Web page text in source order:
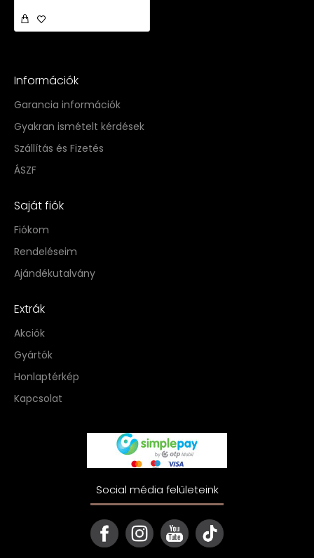
Információk
Garancia információk
Gyakran ismételt kérdések
Szállítás és Fizetés
ÁSZF
Saját fiók
Fiókom
Rendeléseim
Ajándékutalvány
Extrák
Akciók
Gyártók
Honlaptérkép
Kapcsolat
Social média felületeink